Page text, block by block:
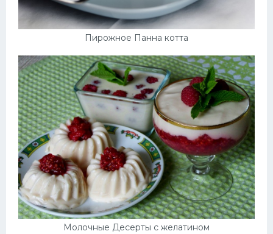
Пирожное Панна котта
Молочные Десерты с желатином